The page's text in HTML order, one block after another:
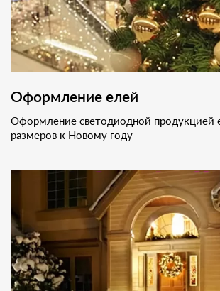
Оформление елей
Оформление светодиодной продукцией
размеров к Новому году